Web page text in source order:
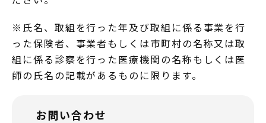
※氏名、取組を行った年及び取組に係る事業を行
った保険者、事業者もしくは市町村の名称又は取
組に係る診察を行った医療機関の名称もしくは医
師の氏名の記載があるものに限ります。
お問い合わせ